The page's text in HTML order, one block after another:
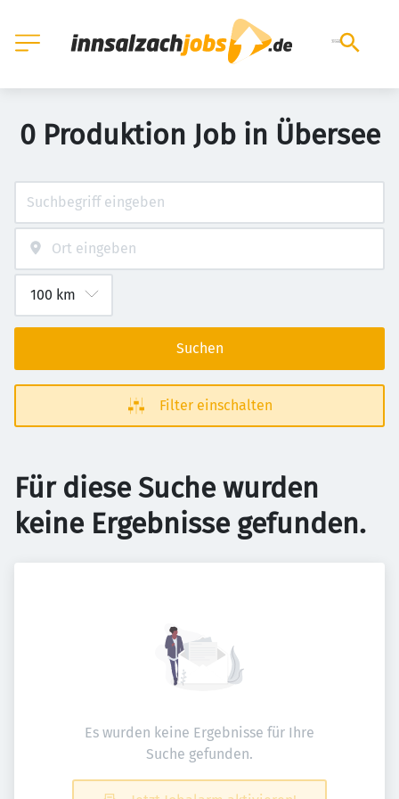
0 Produktion Job in Übersee
Suchen
Filter einschalten
Für diese Suche wurden
keine Ergebnisse gefunden.
Es wurden keine Ergebnisse für Ihre
Suche gefunden.